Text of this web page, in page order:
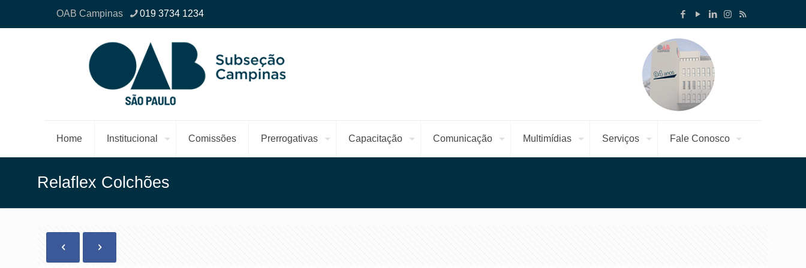
OAB Campinas 019 3734 1234
Home Institucional Comissões Prerrogativas Capacitação Comunicação Multimídias Serviços Fale Conosco
Relaflex Colchões